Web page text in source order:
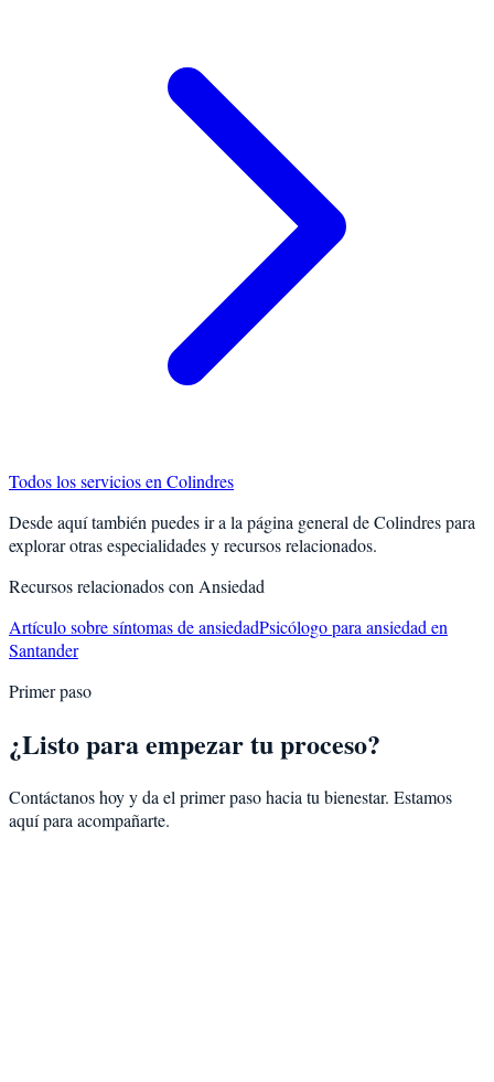
Todos los servicios en Colindres
Desde aquí también puedes ir a la página general deColindrespara
explorar otras especialidades y recursos relacionados.
Recursos relacionados con Ansiedad
Artículo sobre síntomas de ansiedadPsicólogo para ansiedad en
Santander
Primer paso
¿Listo para empezar tu proceso?
Contáctanos hoy y da el primer paso hacia tu bienestar. Estamos
aquí para acompañarte.